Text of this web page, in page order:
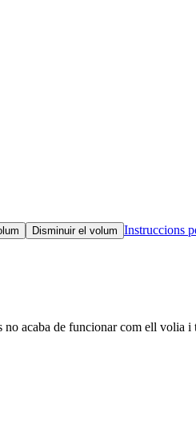
Disminuir el volum Instruccions
acaba de funcionar com ell volia i